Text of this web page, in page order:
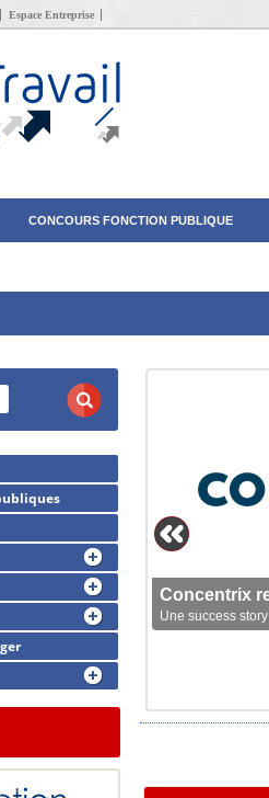
Espace Entreprise
CONCOURS FONCTION PUBLIQUE
Concentrix
Une success